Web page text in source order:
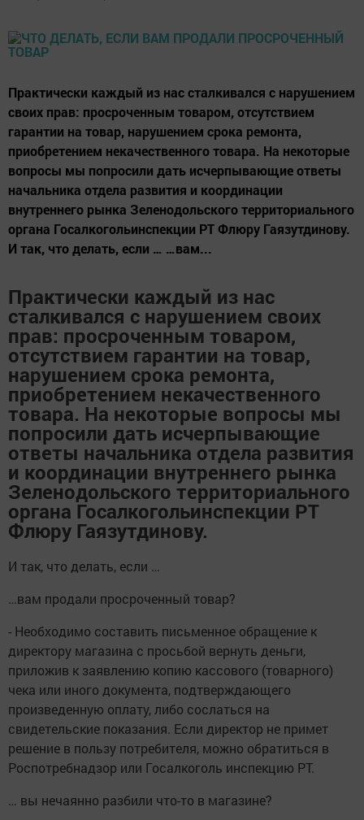
Практически каждый из нас сталкивался с нарушением
своих прав: просроченным товаром, отсутствием
гарантии на товар, нарушением срока ремонта,
приобретением некачественного товара. На некоторые
вопросы мы попросили дать исчерпывающие ответы
начальника отдела развития и координации
внутреннего рынка Зеленодольского территориального
органа Госалкогольинспекции РТ Флюру Гаязутдинову.
И так, что делать, если … …вам...
Практически каждый из нас
сталкивался с нарушением своих
прав: просроченным товаром,
отсутствием гарантии на товар,
нарушением срока ремонта,
приобретением некачественного
товара. На некоторые вопросы мы
попросили дать исчерпывающие
ответы начальника отдела развития
и координации внутреннего рынка
Зеленодольского территориального
органа Госалкогольинспекции РТ
Флюру Гаязутдинову.
И так, что делать, если …
…вам продали просроченный товар?
- Необходимо составить письменное обращение к
директору магазина с просьбой вернуть деньги,
приложив к заявлению копию кассового (товарного)
чека или иного документа, подтверждающего
произведенную оплату, либо сослаться на
свидетельские показания. Если директор не примет
решение в пользу потребителя, можно обратиться в
Роспотребнадзор или Госалкоголь инспекцию РТ.
… вы нечаянно разбили что-то в магазине?